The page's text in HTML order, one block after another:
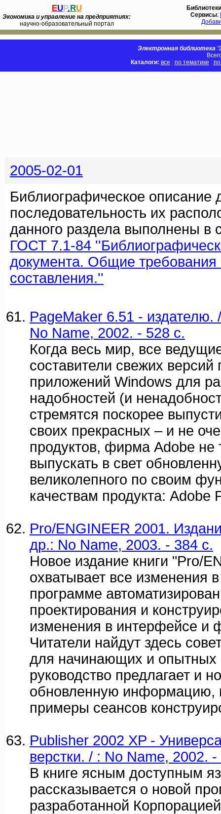
EUP.RU
Экономика и управление на предприятиях:
научно-образовательный портал
Библиотеки
Сервисы:
Электронная библиотека
Каталоги: все : по тематике :
2005-02-01
Библиографическое описание
последовательность их
данного раздела выполнены в
ГОСТ 7.1-84
документа. Общие требования
составления.''
PageMaker 6.51 -
No Name, 2002. - 528 c.
Когда весь мир, все
составители свежих версий
приложений Windows для
надобностей (и
стремятся поскорее
своих прекрасных – и не
продуктов, фирма Adobe не
выпускать в свет
великолепного по своим
качествам продукта: Adobe
Pro/ENGINEER 2001.
др.: No Name, 2003. - 384 c.
Новое издание книги "Pro/
охватывает все изменения
программе
проектирования и
изменения в интерфейсе и
Читатели найдут здесь
для начинающих и опытных
руководство предлагает и
обновленную информацию,
примеры сеансов
Publisher 2002 XP -
верстки. / : No Name, 2002.
В книге ясным доступным
рассказывается о новой
разработанной